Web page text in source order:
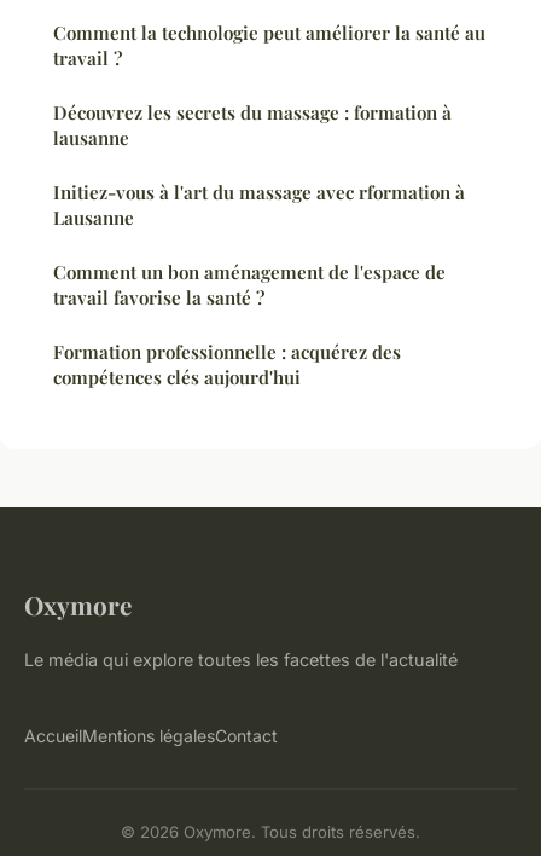
Comment la technologie peut améliorer la santé au
travail ?
Découvrez les secrets du massage : formation à
lausanne
Initiez-vous à l'art du massage avec rformation à
Lausanne
Comment un bon aménagement de l'espace de
travail favorise la santé ?
Formation professionnelle : acquérez des
compétences clés aujourd'hui
Oxymore
Le média qui explore toutes les facettes de l'actualité
AccueilMentions légalesContact
© 2026 Oxymore. Tous droits réservés.